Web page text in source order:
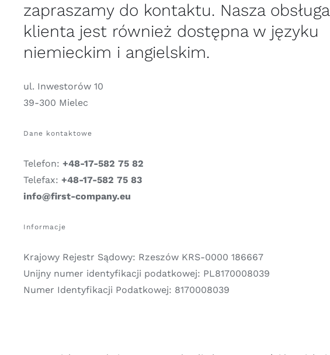
zapraszamy do kontaktu. Nasza obsługa
klienta jest również dostępna w języku
niemieckim i angielskim.
ul. Inwestorów 10
39-300 Mielec
Dane kontaktowe
Telefon: +48-17-582 75 82
Telefax: +48-17-582 75 83
info@first-company.eu
Informacje
Krajowy Rejestr Sądowy: Rzeszów KRS-0000 186667
Unijny numer identyfikacji podatkowej: PL8170008039
Numer Identyfikacji Podatkowej: 8170008039